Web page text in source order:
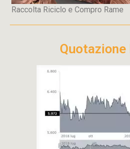
Raccolta Riciclo e Compro Rame
Quotazione